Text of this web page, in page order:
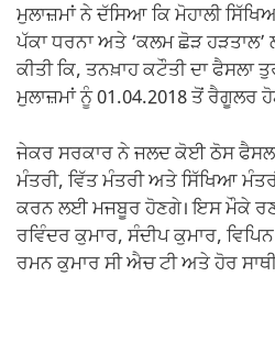
ਮੁਲਾਜ਼ਮਾਂ ਨੇ ਦੱਸਿਆ ਕਿ ਮੋਹਾਲੀ
ਪੱਕਾ ਧਰਨਾ ਅਤੇ ‘ਕਲਮ ਛੋੜ ਹੜਤਾਲ’
ਕੀਤੀ ਕਿ, ਤਨਖ਼ਾਹ ਕਟੌਤੀ ਦਾ ਫੈਸਲਾ
ਮੁਲਾਜ਼ਮਾਂ ਨੂੰ 01.04.2018 ਤੋਂ ਰੈਗੂਲਰ
ਜੇਕਰ ਸਰਕਾਰ ਨੇ ਜਲਦ ਕੋਈ ਠੋਸ
ਮੰਤਰੀ, ਵਿੱਤ ਮੰਤਰੀ ਅਤੇ ਸਿੱਖਿਆ
ਕਰਨ ਲਈ ਮਜਬੂਰ ਹੋਣਗੇ। ਇਸ ਮੌਕੇ
ਰਵਿੰਦਰ ਕੁਮਾਰ, ਸੰਦੀਪ ਕੁਮਾਰ,
ਰਮਨ ਕੁਮਾਰ ਸੀ ਐਚ ਟੀ ਅਤੇ ਹੋਰ